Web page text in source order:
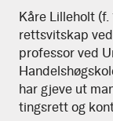
Kåre
Lilleholt
Kåre Lilleholt
rettsvitskap
professor ved
har gjeve ut
tingsrett og